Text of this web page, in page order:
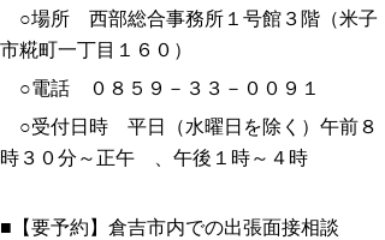
○場所 西部総合事務所１号館３階（米子
市糀町一丁目１６０）
○電話 ０８５９－３３－００９１
○受付日時 平日（水曜日を除く）午前８
時３０分～正午 、午後１時～４時
■【要予約】倉吉市内での出張面接相談